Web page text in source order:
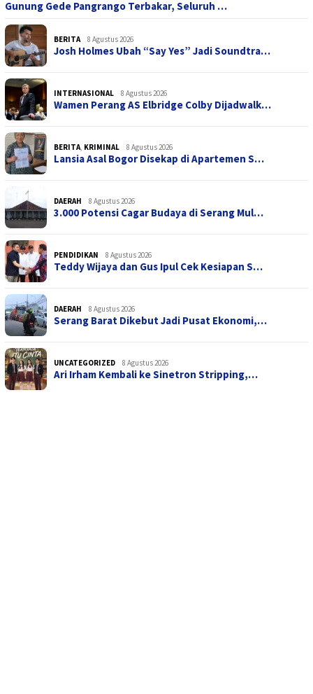
Gunung Gede Pangrango Terbakar, Seluruh …
BERITA 8 Agustus 2026
Josh Holmes Ubah “Say Yes” Jadi Soundtra…
INTERNASIONAL 8 Agustus 2026
Wamen Perang AS Elbridge Colby Dijadwalk…
BERITA, KRIMINAL 8 Agustus 2026
Lansia Asal Bogor Disekap di Apartemen S…
DAERAH 8 Agustus 2026
3.000 Potensi Cagar Budaya di Serang Mul…
PENDIDIKAN 8 Agustus 2026
Teddy Wijaya dan Gus Ipul Cek Kesiapan S…
DAERAH 8 Agustus 2026
Serang Barat Dikebut Jadi Pusat Ekonomi,…
UNCATEGORIZED 8 Agustus 2026
Ari Irham Kembali ke Sinetron Stripping,…